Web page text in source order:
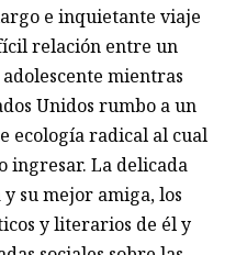
e inquietante viaje
relación entre un
mientras
Unidos rumbo a un
ecología radical al cual
ingresar. La delicada
su mejor amiga, los
y literarios de él y